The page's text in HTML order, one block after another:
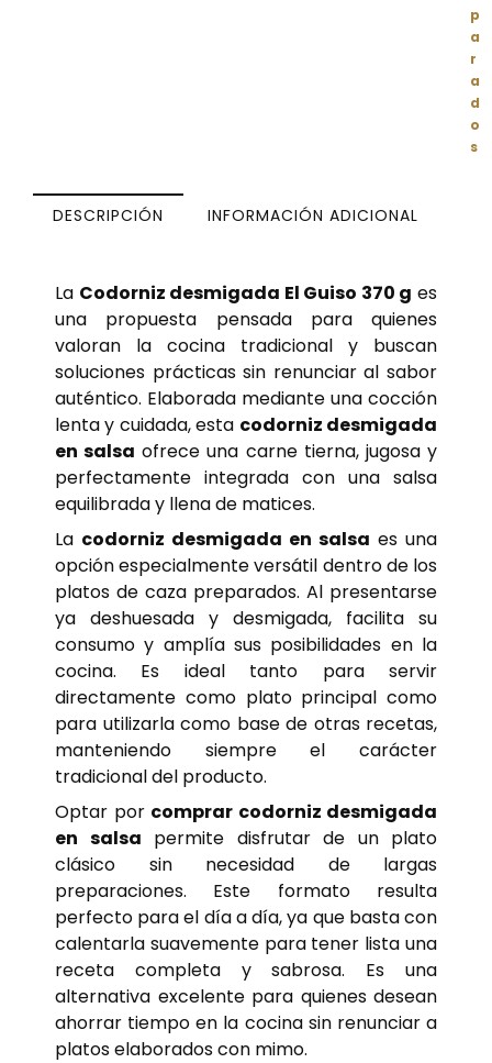
p
a
r
a
d
o
s
DESCRIPCIÓN INFORMACIÓN ADICIONAL
La Codorniz desmigada El Guiso 370 g es
una propuesta pensada para quienes
valoran la cocina tradicional y buscan
soluciones prácticas sin renunciar al sabor
auténtico. Elaborada mediante una cocción
lenta y cuidada, esta codorniz desmigada
en salsa ofrece una carne tierna, jugosa y
perfectamente integrada con una salsa
equilibrada y llena de matices.
La codorniz desmigada en salsa es una
opción especialmente versátil dentro de los
platos de caza preparados. Al presentarse
ya deshuesada y desmigada, facilita su
consumo y amplía sus posibilidades en la
cocina. Es ideal tanto para servir
directamente como plato principal como
para utilizarla como base de otras recetas,
manteniendo siempre el carácter
tradicional del producto.
Optar por comprar codorniz desmigada
en salsa permite disfrutar de un plato
clásico sin necesidad de largas
preparaciones. Este formato resulta
perfecto para el día a día, ya que basta con
calentarla suavemente para tener lista una
receta completa y sabrosa. Es una
alternativa excelente para quienes desean
ahorrar tiempo en la cocina sin renunciar a
platos elaborados con mimo.